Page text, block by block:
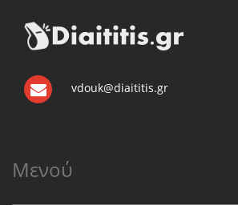
vdouk@diaititis.gr
Μενού